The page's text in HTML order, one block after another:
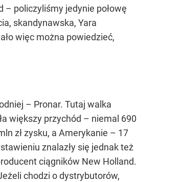
– policzyliśmy jedynie połowę
skandynawska, Yara
więc można powiedzieć,
– Pronar. Tutaj walka
większy przychód – niemal 690
zł zysku, a Amerykanie – 17
znalazły się jednak też
ciągników New Holland.
chodzi o dystrybutorów,